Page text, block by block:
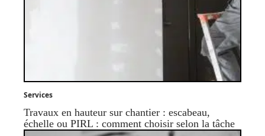
Services
Travaux en hauteur sur chantier : escabeau,
échelle ou PIRL : comment choisir selon la tâche